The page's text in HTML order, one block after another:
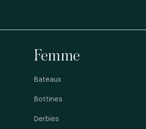
Femme
Bateaux
Bottines
Derbies